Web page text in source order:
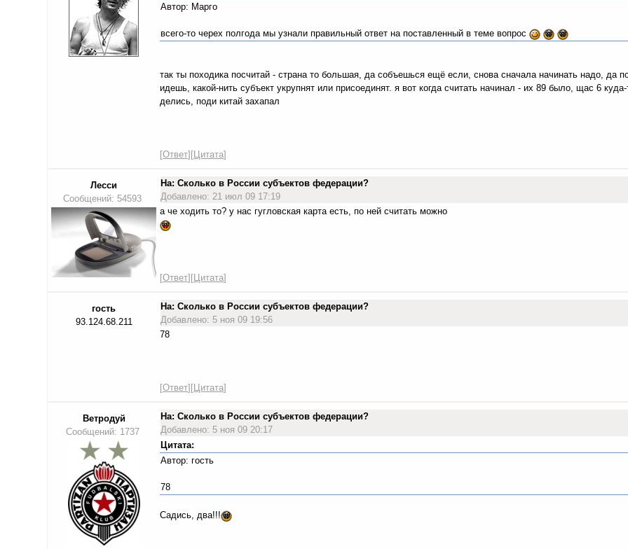
Автор: Марго
всего-то черех полгода мы узнали правильный ответ на поставленный в теме вопрос
так ты походика посчитай - страна то большая, да собъешься ещё если, снова сначала начинать надо, да
идешь, какой-нить субъект укрупнят или присоединят. я вот когда считать начинал - их 89 было, щас 6 куда-
делись, поди китай захапал
[Ответ][Цитата]
Лесси
Сообщений: 54593
На: Сколько в России субъектов федерации?
Добавлено: 21 июл 09 17:19
а че ходить то? у нас гугловская карта есть, по ней считать можно
[Ответ][Цитата]
гость
93.124.68.211
На: Сколько в России субъектов федерации?
Добавлено: 5 ноя 09 19:56
78
[Ответ][Цитата]
Ветродуй
Сообщений: 1737
На: Сколько в России субъектов федерации?
Добавлено: 5 ноя 09 20:17
Цитата:
Автор: гость
78
Садись, два!!!